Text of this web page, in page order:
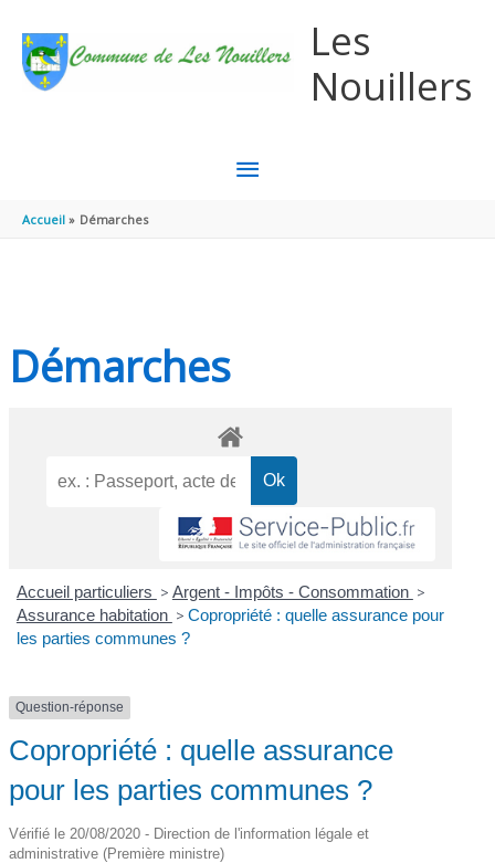
Les
Nouillers
MENU
Accueil Démarches
Démarches
Accueil particuliers > Argent - Impôts - Consommation >
Assurance habitation > Copropriété : quelle assurance pour
les parties communes ?
Question-réponse
Copropriété : quelle assurance
pour les parties communes ?
Vérifié le 20/08/2020 - Direction de l'information légale et
administrative (Première ministre)